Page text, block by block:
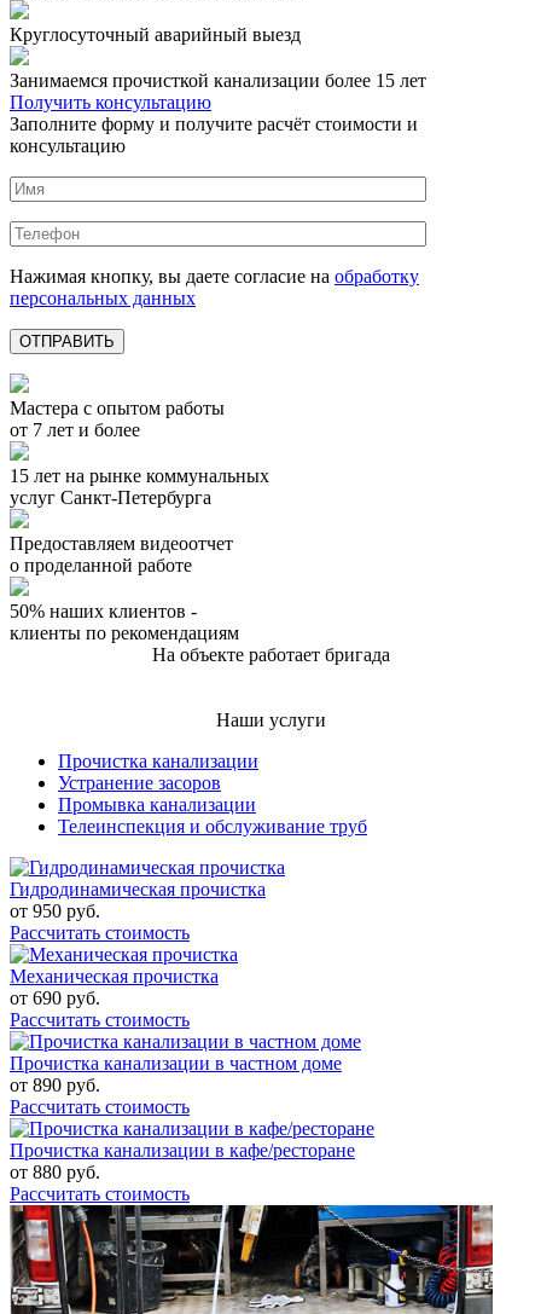
Круглосуточный аварийный выезд
Занимаемся прочисткой канализации более 15 лет
Получить консультацию
Заполните форму и получите расчёт стоимости и
консультацию
Нажимая кнопку, вы даете согласие на обработку
персональных данных
Мастера с опытом работы
от 7 лет и более
15 лет на рынке коммунальных
услуг Санкт-Петербурга
Предоставляем видеоотчет
о проделанной работе
50% наших клиентов -
клиенты по рекомендациям
На объекте работает бригада
Наши услуги
Прочистка канализации
Устранение засоров
Промывка канализации
Телеинспекция и обслуживание труб
Гидродинамическая прочистка
от 950 руб.
Рассчитать стоимость
Механическая прочистка
от 690 руб.
Рассчитать стоимость
Прочистка канализации в частном доме
от 890 руб.
Рассчитать стоимость
Прочистка канализации в кафе/ресторане
от 880 руб.
Рассчитать стоимость